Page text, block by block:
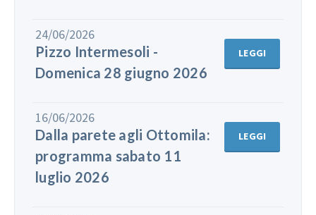
24/06/2026
Pizzo Intermesoli -
Domenica 28 giugno 2026
LEGGI
16/06/2026
Dalla parete agli Ottomila:
programma sabato 11
luglio 2026
LEGGI